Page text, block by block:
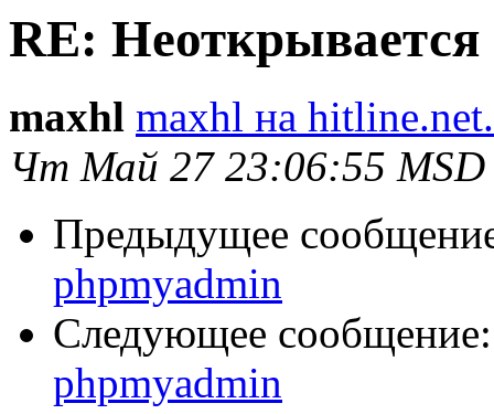
RE:
maxhl maxhl на
Чт Май 27 23:06:55 MSD
Предыдущее
phpmyadmin
Следующее
phpmyadmin